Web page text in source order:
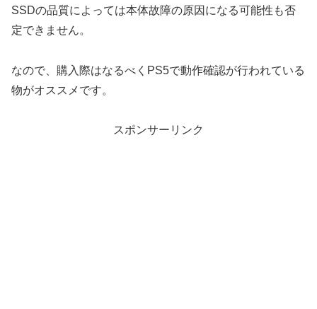
SSDの品質によっては本体故障の原因になる可能性も否
定できません。
なので、購入際はなるべくPS5で動作確認が行われている
物がオススメです。
スポンサーリンク